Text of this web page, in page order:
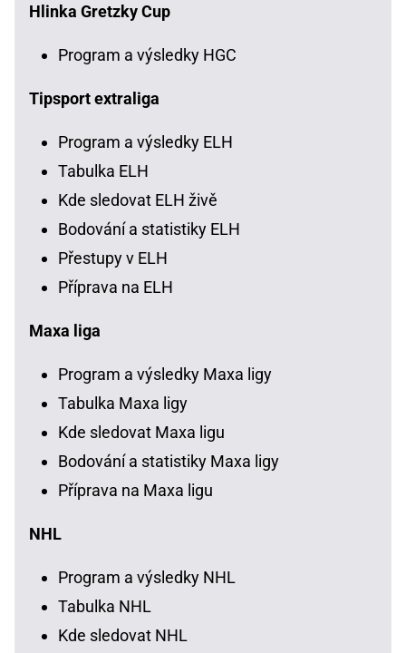
Hlinka Gretzky Cup
Program a výsledky HGC
Tipsport extraliga
Program a výsledky ELH
Tabulka ELH
Kde sledovat ELH živě
Bodování a statistiky ELH
Přestupy v ELH
Příprava na ELH
Maxa liga
Program a výsledky Maxa ligy
Tabulka Maxa ligy
Kde sledovat Maxa ligu
Bodování a statistiky Maxa ligy
Příprava na Maxa ligu
NHL
Program a výsledky NHL
Tabulka NHL
Kde sledovat NHL